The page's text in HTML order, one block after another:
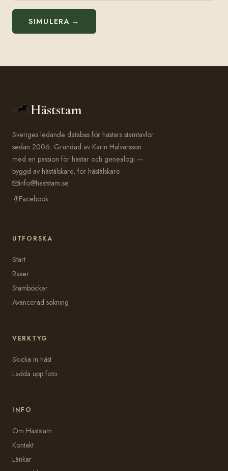
SIMULERA →
Häststam
Sveriges ledande databas för hästars stamtavlor
sedan 2006. Grundad av Karin Halvarsson
med en passion för hästar och genealogi —
byggd av hästälskare, för hästälskare.
info@haststam.se
Facebook
UTFORSKA
Start
Raser
Stamböcker
Avancerad sökning
VERKTYG
Skicka in häst
Ladda upp foto
INFO
Om Häststam
Kontakt
Länkar